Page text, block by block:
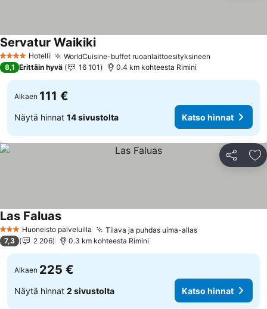
4 Tähtiluokitus
Hotelli WorldCuisine-buffet ruoanlaittoesityksineen
Servatur Waikiki
8,1 Erittäin hyvä 16 101 0.4 km kohteesta Rimini
Alkaen 111 €
Näytä hinnat 14 sivustolta Katso hinnat
Jaa
3 Tähtiluokitus
Huoneisto palveluilla Tilava ja puhdas uima-allas
Las Faluas
7,3 2 206 0.3 km kohteesta Rimini
Alkaen 225 €
Näytä hinnat 2 sivustolta Katso hinnat